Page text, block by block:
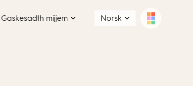
Gaskesadth mijjem Norsk